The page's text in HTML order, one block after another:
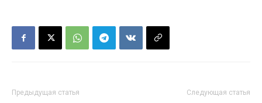
Предыдущая статья Следующая статья